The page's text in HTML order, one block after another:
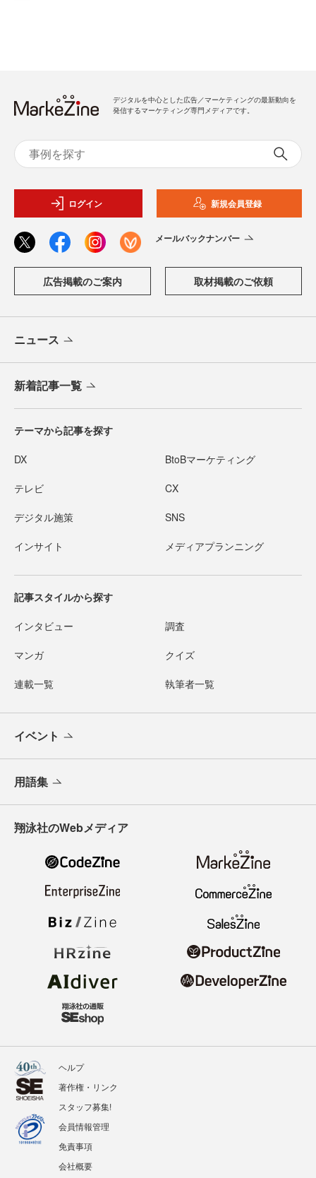
デジタルを中心とした広告／マーケティングの最新動向を
発信するマーケティング専門メディアです。
ログイン 新規会員登録
メールバックナンバー
広告掲載のご案内 取材掲載のご依頼
ニュース
新着記事一覧
テーマから記事を探す
DX BtoBマーケティング
テレビ CX
デジタル施策 SNS
インサイト メディアプランニング
記事スタイルから探す
インタビュー 調査
マンガ クイズ
連載一覧 執筆者一覧
イベント
用語集
翔泳社のWebメディア
ヘルプ
著作権・リンク
スタッフ募集!
会員情報管理
免責事項
会社概要